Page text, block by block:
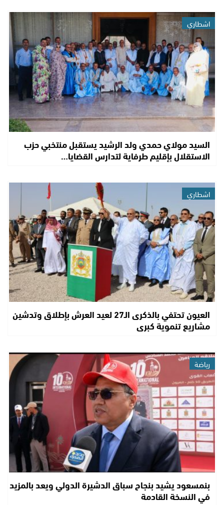
اشطاري
السيد مولاي حمدي ولد الرشيد يستقبل منتخبي حزب
الاستقلال بإقليم طرفاية لتدارس القضايا…
اشطاري
العيون تحتفي بالذكرى الـ27 لعيد العرش بإطلاق وتدشين
مشاريع تنموية كبرى
رياضة
بنمسعود يشيد بنجاح سباق الدشيرة الدولي ويعد بالمزيد
في النسخة القادمة